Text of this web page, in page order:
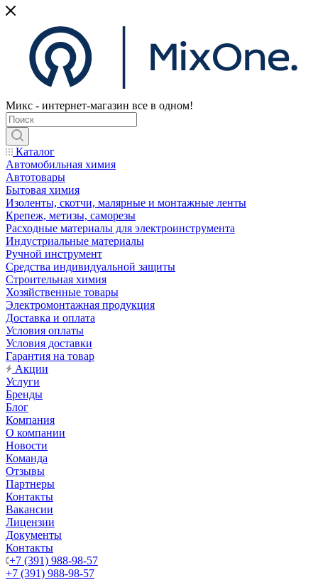
Микс - интернет-магазин все в одном!
Каталог
Автомобильная химия
Автотовары
Бытовая химия
Изоленты, скотчи, малярные и монтажные ленты
Крепеж, метизы, саморезы
Расходные материалы для электроинструмента
Индустриальные материалы
Ручной инструмент
Средства индивидуальной защиты
Строительная химия
Хозяйственные товары
Электромонтажная продукция
Доставка и оплата
Условия оплаты
Условия доставки
Гарантия на товар
Акции
Услуги
Бренды
Блог
Компания
О компании
Новости
Команда
Отзывы
Партнеры
Контакты
Вакансии
Лицензии
Документы
Контакты
+7 (391) 988-98-57
+7 (391) 988-98-57